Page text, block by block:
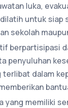
luka,
untuk siap
sekolah
berpartisipasi
penyuluhan
dalam
yang memiliki